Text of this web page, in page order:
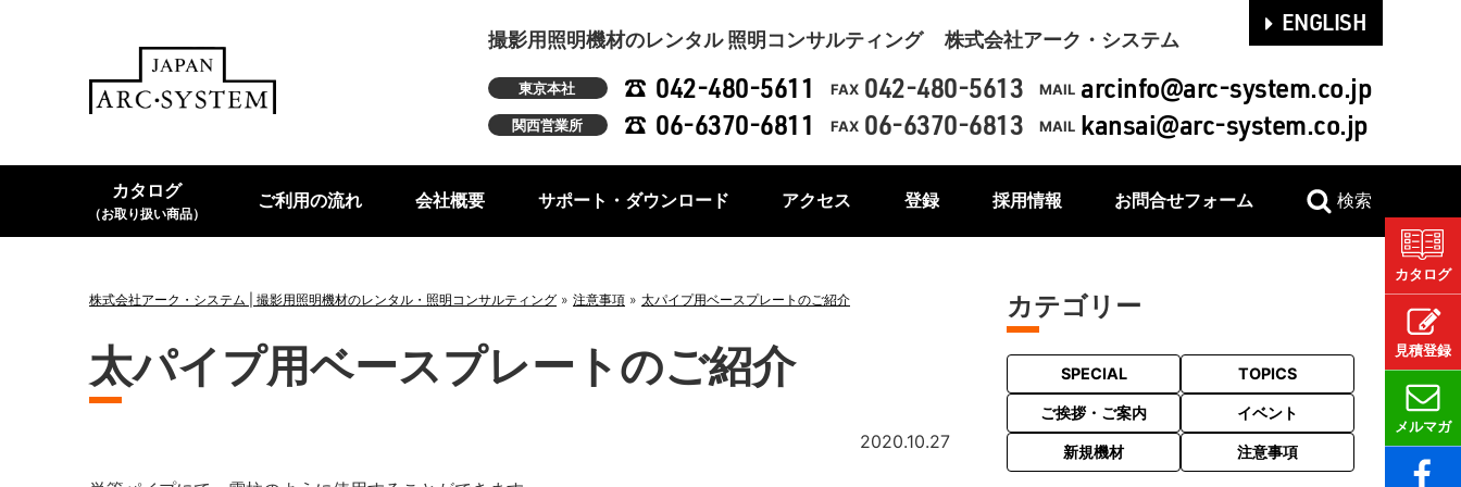
撮影用照明機材のレンタル 照明コンサルティング 株式会社アーク・システム
東京本社 042-480-5611 FAX 042-480-5613 MAIL arcinfo@arc-system.co.jp
関西営業所 06-6370-6811 FAX 06-6370-6813 MAIL kansai@arc-system.co.jp
ENGLISH
カタログ
（お取り扱い商品）
ご利用の流れ 会社概要 サポート・ダウンロード アクセス 登録 採用情報 お問合せフォーム 検索
カタログ
見積登録
メルマガ
株式会社アーク・システム | 撮影用照明機材のレンタル・照明コンサルティング 注意事項 太パイプ用ベースプレートのご紹介
太パイプ用ベースプレートのご紹介
2020.10.27
カテゴリー
SPECIAL TOPICS
ご挨拶・ご案内 イベント
新規機材 注意事項